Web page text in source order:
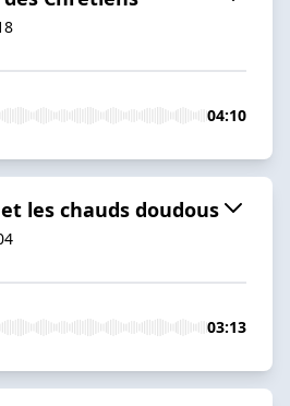
04:10
les chauds doudous
03:13